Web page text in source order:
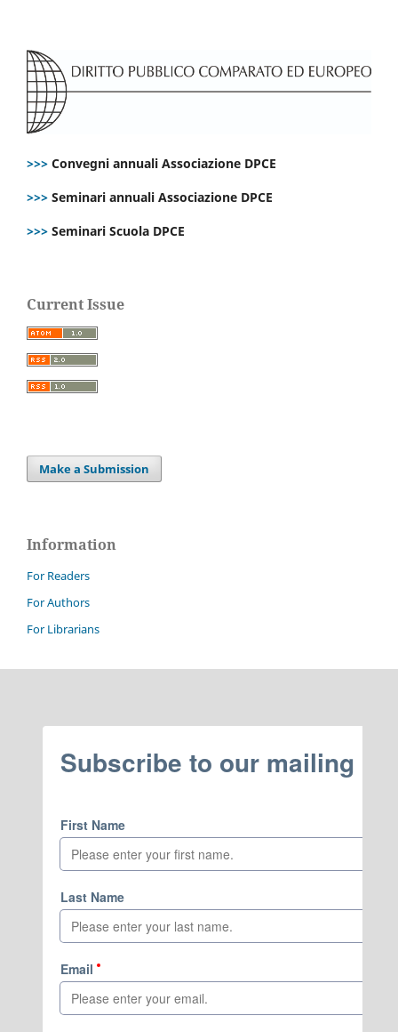
>>> Convegni annuali Associazione DPCE
>>> Seminari annuali Associazione DPCE
>>> Seminari Scuola DPCE
Current Issue
Make a Submission
Information
For Readers
For Authors
For Librarians